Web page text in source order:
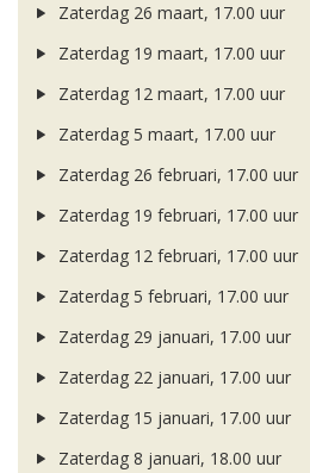
Zaterdag 26 maart, 17.00 uur
Zaterdag 19 maart, 17.00 uur
Zaterdag 12 maart, 17.00 uur
Zaterdag 5 maart, 17.00 uur
Zaterdag 26 februari, 17.00 uur
Zaterdag 19 februari, 17.00 uur
Zaterdag 12 februari, 17.00 uur
Zaterdag 5 februari, 17.00 uur
Zaterdag 29 januari, 17.00 uur
Zaterdag 22 januari, 17.00 uur
Zaterdag 15 januari, 17.00 uur
Zaterdag 8 januari, 18.00 uur